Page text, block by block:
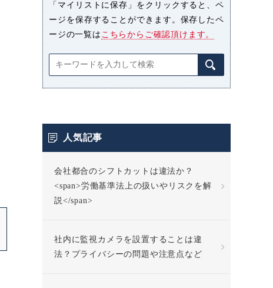
「マイリストに保存」をクリックすると、ペ
ージを保存することができます。保存したペ
ージの一覧は こちらからご確認頂けます。
人気記事
会社都合のシフトカットは違法か？
<span>労働基準法上の扱いやリスクを解
説</span>
社内に監視カメラを設置することは違
法？プライバシーの問題や注意点など